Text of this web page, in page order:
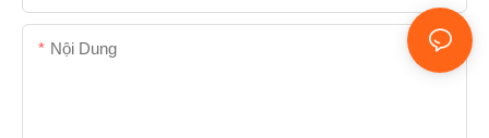
Nội Dung